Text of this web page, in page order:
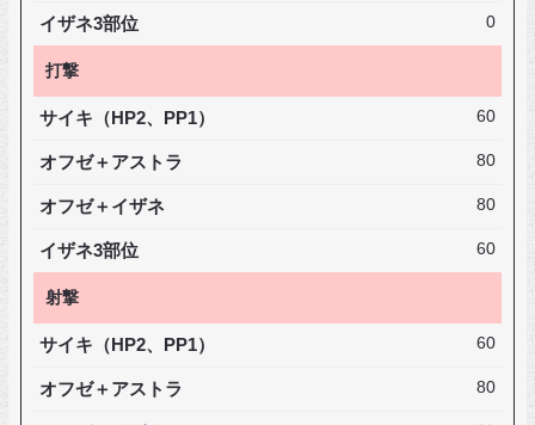
イザネ3部位 0
打撃
サイキ（HP2、PP1） 60
オフゼ＋アストラ 80
オフゼ＋イザネ 80
イザネ3部位 60
射撃
サイキ（HP2、PP1） 60
オフゼ＋アストラ 80